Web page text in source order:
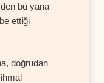
bu yana
ettiği
doğrudan